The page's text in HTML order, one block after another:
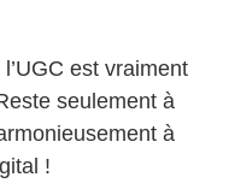
est vraiment
seulement à
à
!